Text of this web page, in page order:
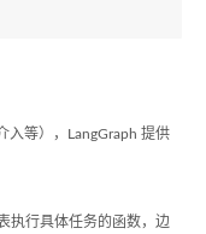
入等），LangGraph 提供
执行具体任务的函数，边